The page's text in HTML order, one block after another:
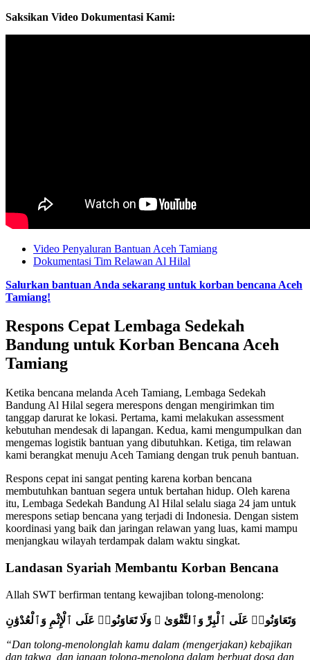
Saksikan Video Dokumentasi Kami:
Video Penyaluran Bantuan Aceh Tamiang
Dokumentasi Tim Relawan Al Hilal
Salurkan bantuan Anda sekarang untuk korban bencana Aceh
Tamiang!
Respons Cepat Lembaga Sedekah
Bandung untuk Korban Bencana Aceh
Tamiang
Ketika bencana melanda Aceh Tamiang, Lembaga Sedekah
Bandung Al Hilal segera merespons dengan mengirimkan tim
tanggap darurat ke lokasi. Pertama, kami melakukan assessment
kebutuhan mendesak di lapangan. Kedua, kami mengumpulkan dan
mengemas logistik bantuan yang dibutuhkan. Ketiga, tim relawan
kami berangkat menuju Aceh Tamiang dengan truk penuh bantuan.
Respons cepat ini sangat penting karena korban bencana
membutuhkan bantuan segera untuk bertahan hidup. Oleh karena
itu, Lembaga Sedekah Bandung Al Hilal selalu siaga 24 jam untuk
merespons setiap bencana yang terjadi di Indonesia. Dengan sistem
koordinasi yang baik dan jaringan relawan yang luas, kami mampu
menjangkau wilayah terdampak dalam waktu singkat.
Landasan Syariah Membantu Korban Bencana
Allah SWT berfirman tentang kewajiban tolong-menolong:
وَتَعَاوَنُوا۟ عَلَى ٱلْبِرِّ وَٱلتَّقْوَىٰ ۖ وَلَا تَعَاوَنُوا۟ عَلَى ٱلْإِثْمِ وَٱلْعُدْوَٰنِ
“Dan tolong-menolonglah kamu dalam (mengerjakan) kebajikan
dan takwa, dan jangan tolong-menolong dalam berbuat dosa dan